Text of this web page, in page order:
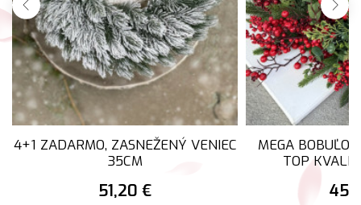
4+1 ZADARMO, ZASNEŽENÝ VENIEC
35CM
51,20 €
MEGA
TOP